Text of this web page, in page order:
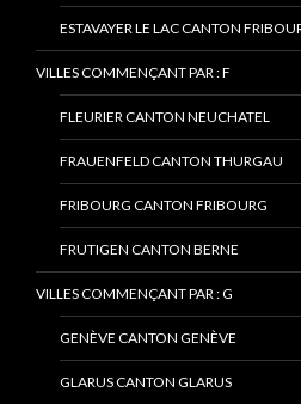
ESTAVAYER LE LAC CANTON
VILLES COMMENÇANT PAR : F
FLEURIER CANTON NEUCHATEL
FRAUENFELD CANTON THURGAU
FRIBOURG CANTON FRIBOURG
FRUTIGEN CANTON BERNE
VILLES COMMENÇANT PAR : G
GENÈVE CANTON GENÈVE
GLARUS CANTON GLARUS